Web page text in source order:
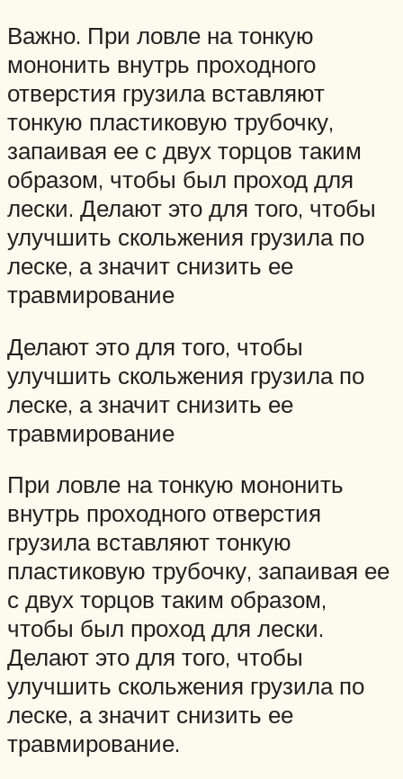
Важно. При ловле на тонкую
мононить внутрь проходного
отверстия грузила вставляют
тонкую пластиковую трубочку,
запаивая ее с двух торцов таким
образом, чтобы был проход для
лески. Делают это для того, чтобы
улучшить скольжения грузила по
леске, а значит снизить ее
травмирование
Делают это для того, чтобы
улучшить скольжения грузила по
леске, а значит снизить ее
травмирование
При ловле на тонкую мононить
внутрь проходного отверстия
грузила вставляют тонкую
пластиковую трубочку, запаивая ее
с двух торцов таким образом,
чтобы был проход для лески.
Делают это для того, чтобы
улучшить скольжения грузила по
леске, а значит снизить ее
травмирование.